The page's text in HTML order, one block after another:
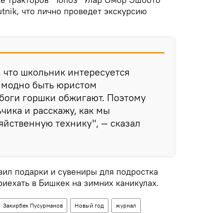
что лично проведет экскурсию
школьник интересуется
быть юристом
горшки обжигают. Поэтому
и расскажу, как мы
технику", — сказал
подарки и сувениры для подростка
в Бишкек на зимних каникулах.
Закирбек Пусурманов Новый год журнал